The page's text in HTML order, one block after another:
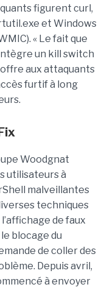
figurent curl,
et Windows
« Le fait que
un kill switch
aux attaquants
furtif à long
Woodgnat
utilisateurs à
malveillantes
techniques
de faux
blocage du
de coller des
Depuis avril,
à envoyer